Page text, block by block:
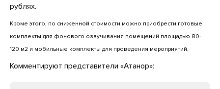
рублях.
Кроме этого, по сниженной стоимости можно приобрести готовые
комплекты для фонового озвучивания помещений площадью 80-
120 м2 и мобильные комплекты для проведения мероприятий.
Комментируют представители «Атанор»: